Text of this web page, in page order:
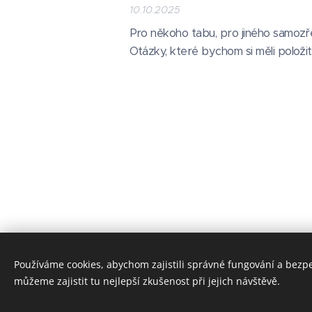
10.10.2025
Pro někoho tabu, pro jiného
Otázky, které bychom si měli
© 2025-2026 Ing. Martina Novotná • IČO: 21423229 •
Logo pro výcvik i podcast navrhlasarkabartakova.cz
Používáme cookies, abychom zajistili správné fungování a
můžeme zajistit tu nejlepší zkušenost při jejich návštěvě.